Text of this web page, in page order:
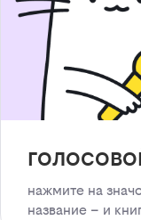
нажмите на
название – и